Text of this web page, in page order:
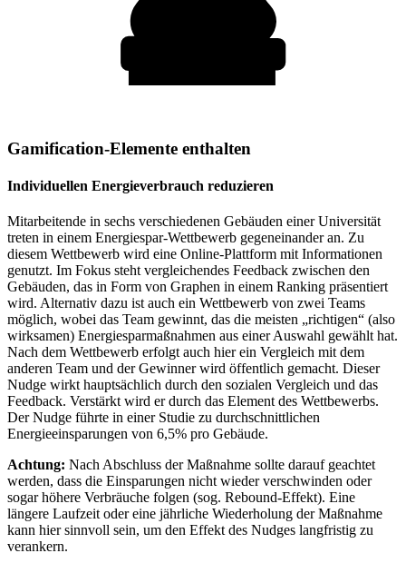
Gamification-Elemente enthalten
Individuellen Energieverbrauch reduzieren
Mitarbeitende in sechs verschiedenen Gebäuden einer Universität
treten in einem Energiespar-Wettbewerb gegeneinander an. Zu
diesem Wettbewerb wird eine Online-Plattform mit Informationen
genutzt. Im Fokus steht vergleichendes Feedback zwischen den
Gebäuden, das in Form von Graphen in einem Ranking präsentiert
wird. Alternativ dazu ist auch ein Wettbewerb von zwei Teams
möglich, wobei das Team gewinnt, das die meisten „richtigen“ (also
wirksamen) Energiesparmaßnahmen aus einer Auswahl gewählt hat.
Nach dem Wettbewerb erfolgt auch hier ein Vergleich mit dem
anderen Team und der Gewinner wird öffentlich gemacht. Dieser
Nudge wirkt hauptsächlich durch den sozialen Vergleich und das
Feedback. Verstärkt wird er durch das Element des Wettbewerbs.
Der Nudge führte in einer Studie zu durchschnittlichen
Energieeinsparungen von 6,5% pro Gebäude.
Achtung: Nach Abschluss der Maßnahme sollte darauf geachtet
werden, dass die Einsparungen nicht wieder verschwinden oder
sogar höhere Verbräuche folgen (sog. Rebound-Effekt). Eine
längere Laufzeit oder eine jährliche Wiederholung der Maßnahme
kann hier sinnvoll sein, um den Effekt des Nudges langfristig zu
verankern.